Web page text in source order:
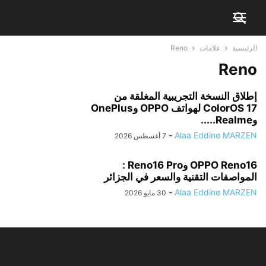
الرئيسية علامات Reno
Reno
إطلاق النسخة التجريبية المغلقة من
ColorOS 17 لهواتف OPPO وOnePlus
وRealme.....
Alaa Eddine MARZEN
- 7 أغسطس 2026
OPPO Reno16 وReno16 Pro :
المواصفات التقنية والسعر في الجزائر
Alaa Eddine MARZEN
- 30 مايو 2026